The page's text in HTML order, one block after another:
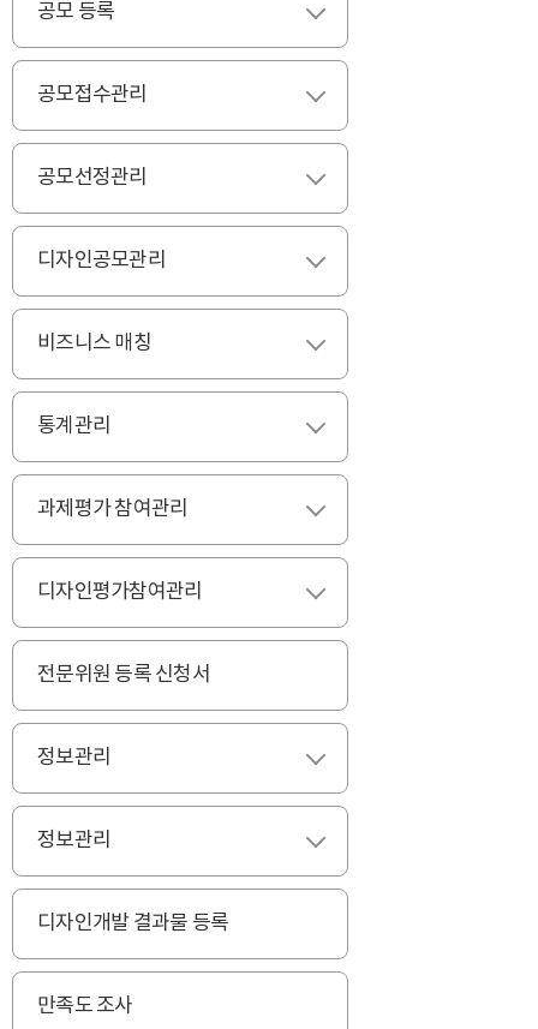
공모 등록
공모접수관리
공모선정관리
디자인공모관리
비즈니스 매칭
통계관리
과제평가 참여관리
디자인평가참여관리
전문위원 등록 신청서
정보관리
정보관리
디자인개발 결과물 등록
만족도 조사